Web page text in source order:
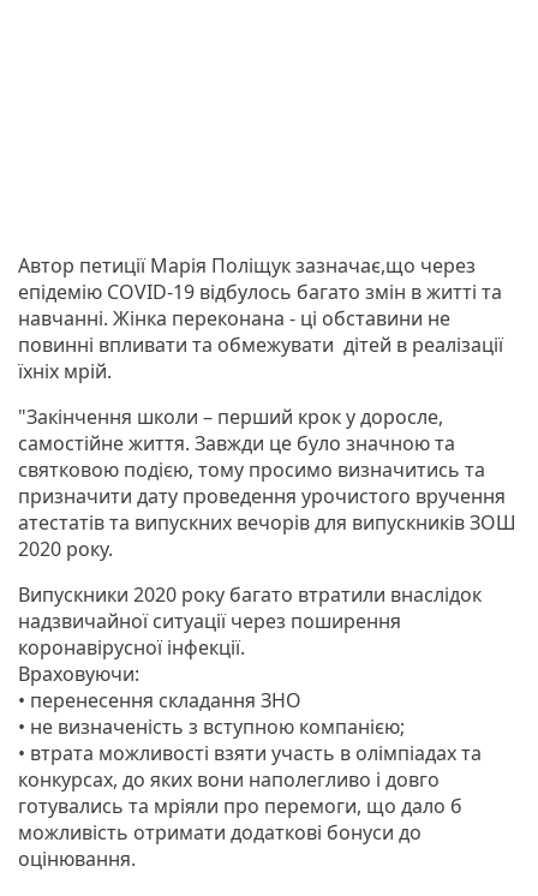
Автор петиції Марія Поліщук зазначає,що через
епідемію COVID-19 відбулось багато змін в житті та
навчанні. Жінка переконана - ці обставини не
повинні впливати та обмежувати дітей в реалізації
їхніх мрій.
"Закінчення школи – перший крок у доросле,
самостійне життя. Завжди це було значною та
святковою подією, тому просимо визначитись та
призначити дату проведення урочистого вручення
атестатів та випускних вечорів для випускників ЗОШ
2020 року.
Випускники 2020 року багато втратили внаслідок
надзвичайної ситуації через поширення
коронавірусної інфекції.
Враховуючи:
• перенесення складання ЗНО
• не визначеність з вступною компанією;
• втрата можливості взяти участь в олімпіадах та
конкурсах, до яких вони наполегливо і довго
готувались та мріяли про перемоги, що дало б
можливість отримати додаткові бонуси до
оцінювання.